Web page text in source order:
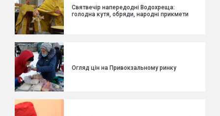
Святвечір напередодні Водохреща:
голодна кутя, обряди, народні прикмети
Огляд цін на Привокзальному ринку